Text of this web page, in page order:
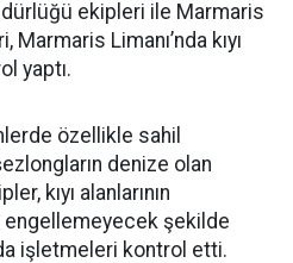
ekipleri ile Marmaris
Limanı’nda kıyı
yaptı.
özellikle sahil
denize olan
kıyı alanlarının
engellemeyecek şekilde
işletmeleri kontrol etti.